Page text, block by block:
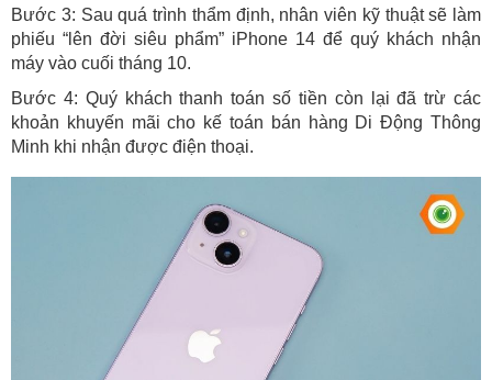
Bước 3: Sau quá trình thẩm định, nhân viên kỹ thuật sẽ làm
phiếu “lên đời siêu phẩm” iPhone 14 để quý khách nhận
máy vào cuối tháng 10.
Bước 4: Quý khách thanh toán số tiền còn lại đã trừ các
khoản khuyến mãi cho kế toán bán hàng Di Động Thông
Minh khi nhận được điện thoại.